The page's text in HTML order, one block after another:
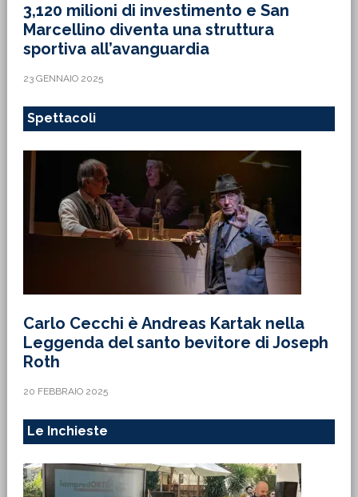
3,120 milioni di investimento e San
Marcellino diventa una struttura
sportiva all’avanguardia
23 GENNAIO 2025
Spettacoli
Carlo Cecchi è Andreas Kartak nella
Leggenda del santo bevitore di Joseph
Roth
20 FEBBRAIO 2025
Le Inchieste